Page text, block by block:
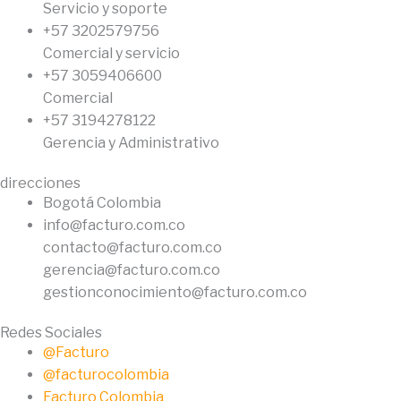
Servicio y soporte
+57 3202579756
Comercial y servicio
+57 3059406600
Comercial
+57 3194278122
Gerencia y Administrativo
direcciones
Bogotá Colombia
info@facturo.com.co
contacto@facturo.com.co
gerencia@facturo.com.co
gestionconocimiento@facturo.com.co
Redes Sociales
@Facturo
@facturocolombia
Facturo Colombia